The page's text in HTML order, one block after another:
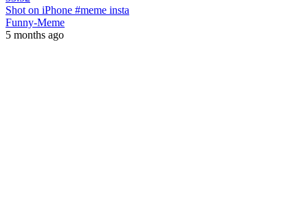
Shot on iPhone #meme insta
Funny-Meme
5 months ago